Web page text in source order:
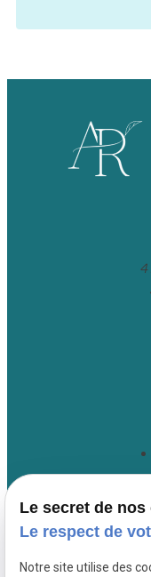
4
Le secret de nos
Le respect de
Notre site utilise des